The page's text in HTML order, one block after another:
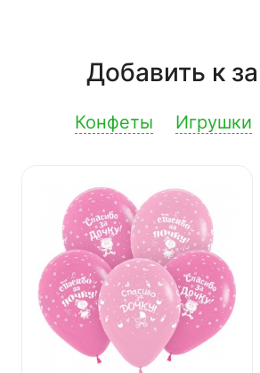
Добавить к
Конфеты Игрушки